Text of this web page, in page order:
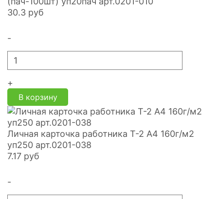
30.3 руб
-
+
В корзину
Личная карточка работника Т-2 А4 160г/м2
уп250 арт.0201-038
7.17 руб
-